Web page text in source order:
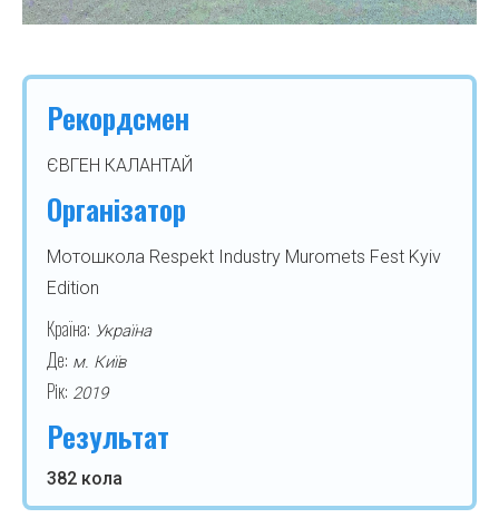
Рекордсмен
ЄВГЕН КАЛАНТАЙ
Організатор
Мотошкола Respekt Industry Muromets Fest Kyiv
Edition
Країна: Україна
Де: м. Київ
Рік: 2019
Результат
382 кола